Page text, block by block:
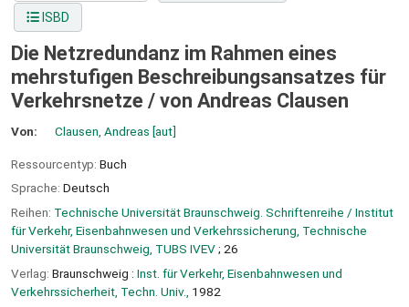
ISBD
Die Netzredundanz im Rahmen eines
mehrstufigen Beschreibungsansatzes für
Verkehrsnetze / von Andreas Clausen
Von: Clausen, Andreas [aut]
Ressourcentyp: Buch
Sprache: Deutsch
Reihen: Technische Universität Braunschweig. Schriftenreihe / Institut
für Verkehr, Eisenbahnwesen und Verkehrssicherung, Technische
Universität Braunschweig, TUBS IVEV; 26
Verlag: Braunschweig : Inst. für Verkehr, Eisenbahnwesen und
Verkehrssicherheit, Techn. Univ., 1982